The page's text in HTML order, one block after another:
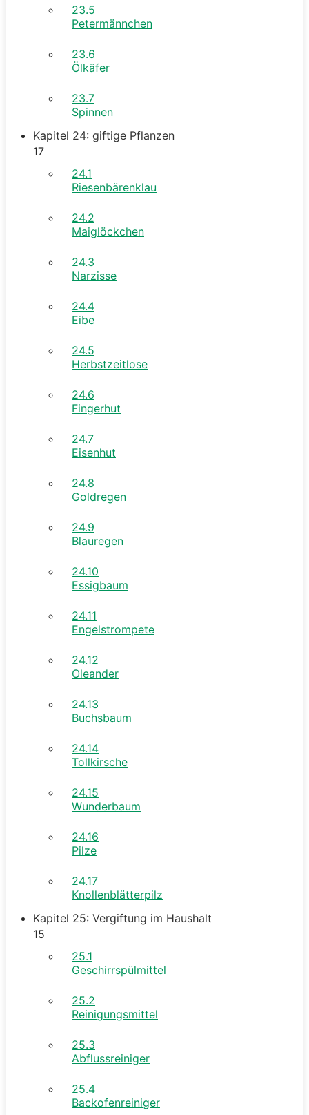
23.5
Petermännchen
23.6
Ölkäfer
23.7
Spinnen
Kapitel 24: giftige Pflanzen
17
24.1
Riesenbärenklau
24.2
Maiglöckchen
24.3
Narzisse
24.4
Eibe
24.5
Herbstzeitlose
24.6
Fingerhut
24.7
Eisenhut
24.8
Goldregen
24.9
Blauregen
24.10
Essigbaum
24.11
Engelstrompete
24.12
Oleander
24.13
Buchsbaum
24.14
Tollkirsche
24.15
Wunderbaum
24.16
Pilze
24.17
Knollenblätterpilz
Kapitel 25: Vergiftung im Haushalt
15
25.1
Geschirrspülmittel
25.2
Reinigungsmittel
25.3
Abflussreiniger
25.4
Backofenreiniger